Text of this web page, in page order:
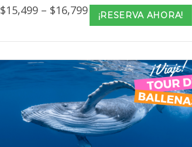
$15,499 – $16,799Price
range:
$15,499
through
¡RESERVA AHORA!